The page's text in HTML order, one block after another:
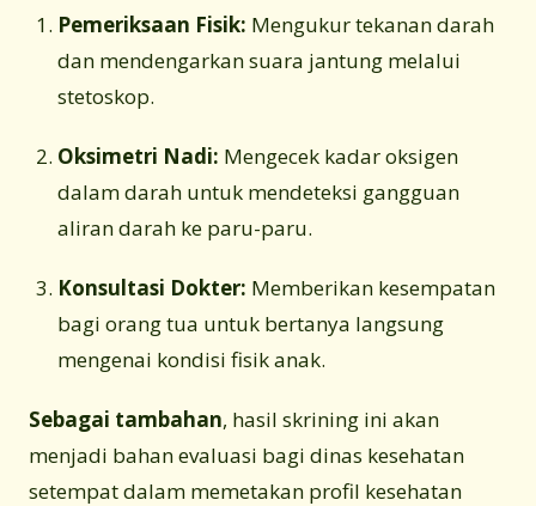
Pemeriksaan Fisik: Mengukur tekanan darah
dan mendengarkan suara jantung melalui
stetoskop.
Oksimetri Nadi: Mengecek kadar oksigen
dalam darah untuk mendeteksi gangguan
aliran darah ke paru-paru.
Konsultasi Dokter: Memberikan kesempatan
bagi orang tua untuk bertanya langsung
mengenai kondisi fisik anak.
Sebagai tambahan, hasil skrining ini akan
menjadi bahan evaluasi bagi dinas kesehatan
setempat dalam memetakan profil kesehatan